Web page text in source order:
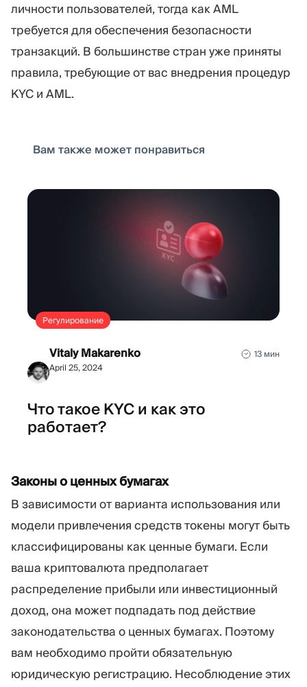
личности пользователей, тогда как AML
требуется для обеспечения безопасности
транзакций. В большинстве стран уже приняты
правила, требующие от вас внедрения процедур
KYC и AML.
Вам также может понравиться
Регулирование
Vitaly Makarenko
April 25, 2024
13 мин
Что такое KYC и как это
работает?
Законы о ценных бумагах
В зависимости от варианта использования или
модели привлечения средств токены могут быть
классифицированы как ценные бумаги. Если
ваша криптовалюта предполагает
распределение прибыли или инвестиционный
доход, она может подпадать под действие
законодательства о ценных бумагах. Поэтому
вам необходимо пройти обязательную
юридическую регистрацию. Несоблюдение этих